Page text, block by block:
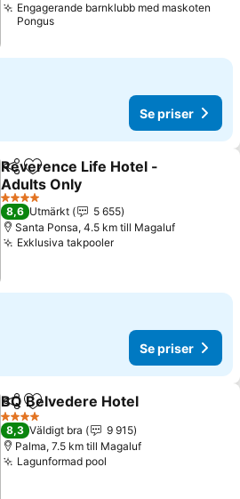
Engagerande barnklubb med maskoten
Pongus
Se priser
Dela Lägg till i Mina Favoriter
Reverence Life Hotel -
Adults Only
4 Stjärnor
8,6 Utmärkt
5 655
Santa Ponsa, 4.5 km till Magaluf
Exklusiva takpooler
Se priser
Dela Lägg till i Mina Favoriter
BQ Belvedere Hotel
4 Stjärnor
8,3 Väldigt bra
9 915
Palma, 7.5 km till Magaluf
Lagunformad pool